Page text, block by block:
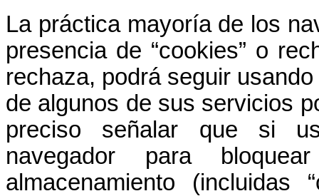
La práctica mayoría de los
presencia de “cookies” o
rechaza, podrá seguir
de algunos de sus servicios
preciso señalar que si
navegador para
almacenamiento (incluidas